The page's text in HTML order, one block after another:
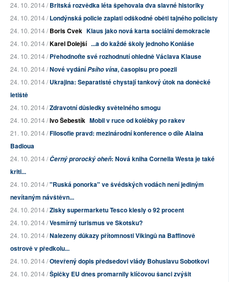
24. 10. 2014 /Britská rozvědka léta špehovala dva slavné historiky
24. 10. 2014 /Londýnská policie zaplati odškodné oběti tajného policisty
24. 10. 2014 /Boris Cvek Klaus jako nová karta sociální demokracie
24. 10. 2014 /Karel Dolejší ...a do každé školy jednoho Koniáše
24. 10. 2014 /Přehodnoťte své rozhodnutí ohledně Václava Klause
24. 10. 2014 /Nové vydáníPsího vína, časopisu pro poezii
24. 10. 2014 /Ukrajina: Separatisté chystají tankový útok na doněcké
letiště
24. 10. 2014 /Zdravotní důsledky světelného smogu
24. 10. 2014 /Ivo Šebestík Mobil v ruce od kolébky po rakev
21. 10. 2014 /Filosofie pravd: mezinárodní konference o díle Alaina
Badioua
24. 10. 2014 /Černý prorocký oheň: Nová kniha Cornella Westa je také
kriti...
24. 10. 2014 /"Ruská ponorka" ve švédských vodách není jediným
nevítaným návštěvn...
24. 10. 2014 /Zisky supermarketu Tesco klesly o 92 procent
24. 10. 2014 /Vesmírný turismus ve Skotsku?
24. 10. 2014 /Nalezeny důkazy přítomnosti Vikingů na Baffinově
ostrově v předkolu...
24. 10. 2014 /Otevřený dopis předsedovi vlády Bohuslavu Sobotkovi
24. 10. 2014 /Špičky EU dnes promarnily klíčovou šanci zvýšit